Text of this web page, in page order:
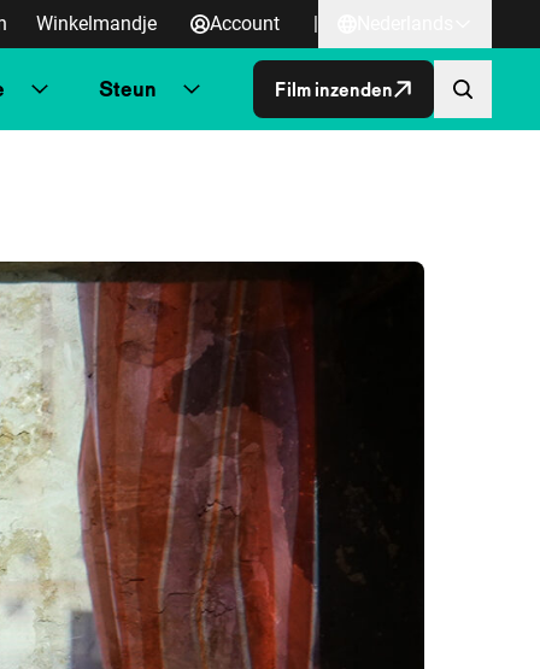
Winkelmandje Account |
Steun Film inzenden